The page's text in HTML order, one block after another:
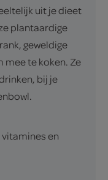
uit je dieet
plantaardige
geweldige
mee te koken. Ze
bij je
en